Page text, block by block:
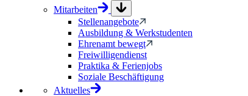
Mitarbeiten
Stellenangebote
Ausbildung & Werkstudenten
Ehrenamt bewegt
Freiwilligendienst
Praktika & Ferienjobs
Soziale Beschäftigung
Aktuelles